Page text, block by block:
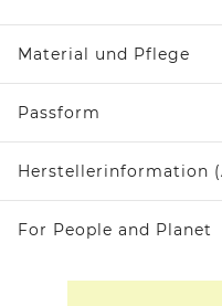
Material und Pflege
Passform
Herstellerinformation
For People and Planet